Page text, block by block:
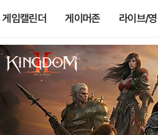
게임캘린더 게이머존 라이브/